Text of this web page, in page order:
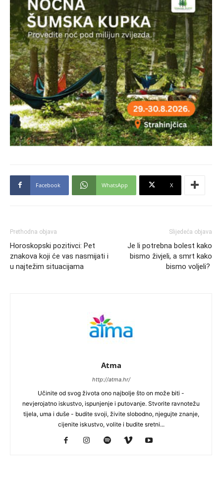
Facebook WhatsApp X
Prethodna objava
Horoskopski pozitivci: Pet
znakova koji će vas nasmijati i
u najtežim situacijama
Slijedeća objava
Je li potrebna bolest kako
bismo živjeli, a smrt kako
bismo voljeli?
Atma
http://atma.hr/
Učinite od svog života ono najbolje što on može biti -
nevjerojatno iskustvo, ispunjenje i putovanje. Stvorite ravnotežu
tijela, uma i duše - budite svoji, živite slobodno, njegujte znanje,
cijenite iskustvo, volite i budite sretni...